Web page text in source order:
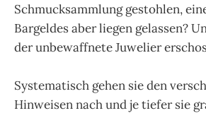
Schmucksammlung gestohlen,
Bargeldes aber liegen gelassen?
der unbewaffnete Juwelier
Systematisch gehen sie den
Hinweisen nach und je tiefer sie